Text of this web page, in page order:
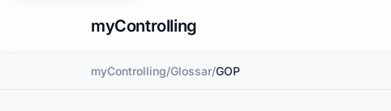
myControlling
myControlling/Glossar/GOP